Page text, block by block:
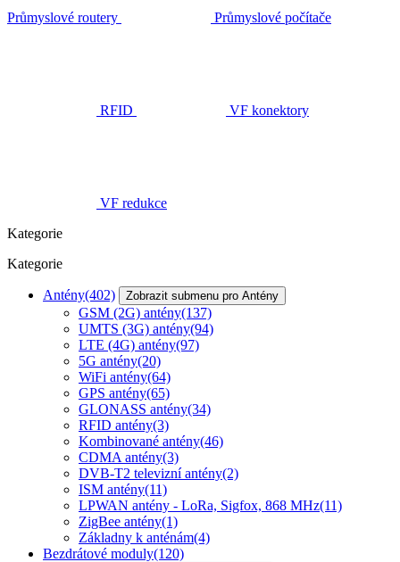
Průmyslové routery Průmyslové počítače
RFID VF konektory
VF redukce
Kategorie
Kategorie
Antény(402) Zobrazit submenu pro Antény
GSM (2G) antény(137)
UMTS (3G) antény(94)
LTE (4G) antény(97)
5G antény(20)
WiFi antény(64)
GPS antény(65)
GLONASS antény(34)
RFID antény(3)
Kombinované antény(46)
CDMA antény(3)
DVB-T2 televizní antény(2)
ISM antény(11)
LPWAN antény - LoRa, Sigfox, 868 MHz(11)
ZigBee antény(1)
Základny k anténám(4)
Bezdrátové moduly(120)